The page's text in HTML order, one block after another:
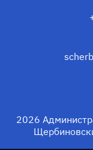
2026